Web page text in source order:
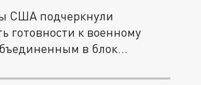
США подчеркнули
готовности к военному
в блок